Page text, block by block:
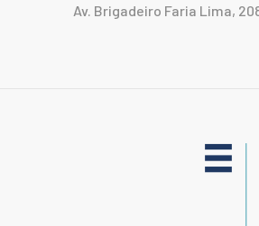
Av. Brigadeiro Faria Lima,